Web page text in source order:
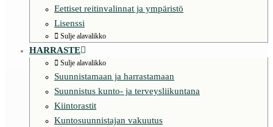
Eettiset reitinvalinnat ja ympäristö
Lisenssi
Sulje alavalikko
HARRASTE
Sulje alavalikko
Suunnistamaan ja harrastamaan
Suunnistus kunto- ja terveysliikuntana
Kiintorastit
Kuntosuunnistajan vakuutus